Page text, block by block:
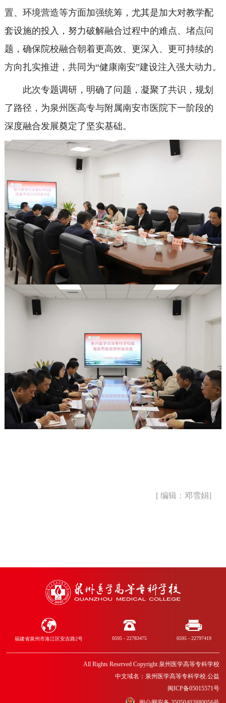
置、环境营造等方面加强统筹，尤其是加大对教学配
套设施的投入，努力破解融合过程中的难点、堵点问
题，确保院校融合朝着更高效、更深入、更可持续的
方向扎实推进，共同为“健康南安”建设注入强大动力。
此次专题调研，明确了问题，凝聚了共识，规划
了路径，为泉州医高专与附属南安市医院下一阶段的
深度融合发展奠定了坚实基础。
[ 编辑：邓雪娟]
福建省泉州市洛江区安吉路2号 0595 - 22783475 0595 - 22797419
All Rights Reserved Copyright 泉州医学高等专科学校
中文域名：泉州医学高等专科学校.公益
闽ICP备05015571号